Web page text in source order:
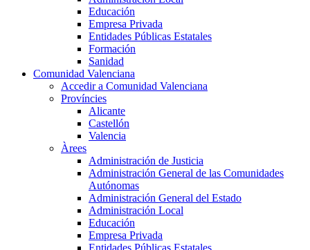
Educación
Empresa Privada
Entidades Públicas Estatales
Formación
Sanidad
Comunidad Valenciana
Accedir a Comunidad Valenciana
Províncies
Alicante
Castellón
Valencia
Àrees
Administración de Justicia
Administración General de las Comunidades
Autónomas
Administración General del Estado
Administración Local
Educación
Empresa Privada